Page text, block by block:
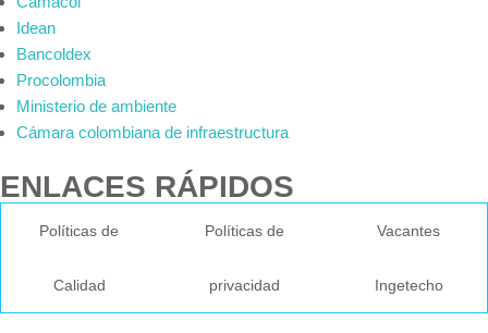
Idean
Bancoldex
Procolombia
Ministerio de ambiente
Cámara colombiana de infraestructura
ENLACES RÁPIDOS
Políticas de
Calidad
Políticas de
privacidad
Vacantes
Ingetecho